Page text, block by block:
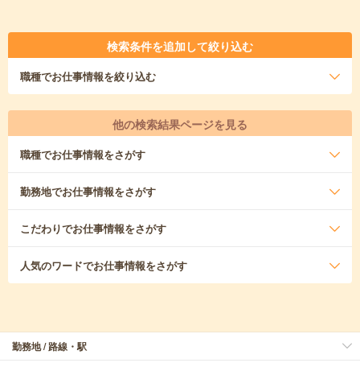
検索条件を追加して絞り込む
職種でお仕事情報を絞り込む
他の検索結果ページを見る
職種でお仕事情報をさがす
勤務地でお仕事情報をさがす
こだわりでお仕事情報をさがす
人気のワードでお仕事情報をさがす
勤務地 / 路線・駅